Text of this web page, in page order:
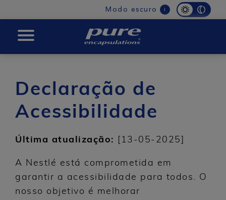
navigation
Modo escuro i
PURE
Declaração de
Acessibilidade
Última atualização: [13-05-2025]
A Nestlé está comprometida em
garantir a acessibilidade para todos. O
nosso objetivo é melhorar